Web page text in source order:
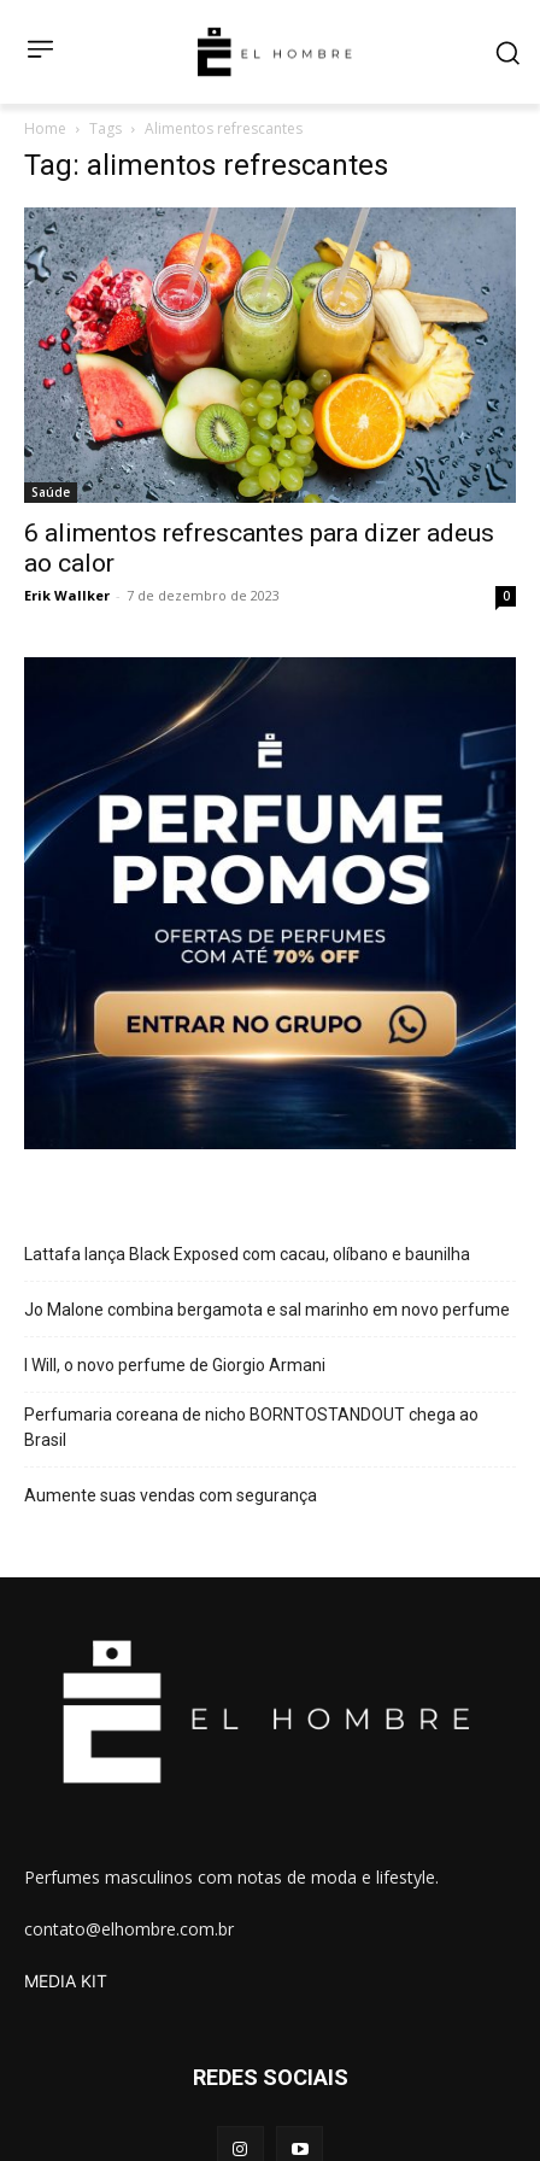
Home Tags Alimentos refrescantes
Tag: alimentos refrescantes
Saúde
6 alimentos refrescantes para dizer adeus
ao calor
Erik Wallker - 7 de dezembro de 2023 0
Lattafa lança Black Exposed com cacau, olíbano e baunilha
Jo Malone combina bergamota e sal marinho em novo perfume
I Will, o novo perfume de Giorgio Armani
Perfumaria coreana de nicho BORNTOSTANDOUT chega ao
Brasil
Aumente suas vendas com segurança
Perfumes masculinos com notas de moda e lifestyle.
contato@elhombre.com.br
MEDIA KIT
REDES SOCIAIS